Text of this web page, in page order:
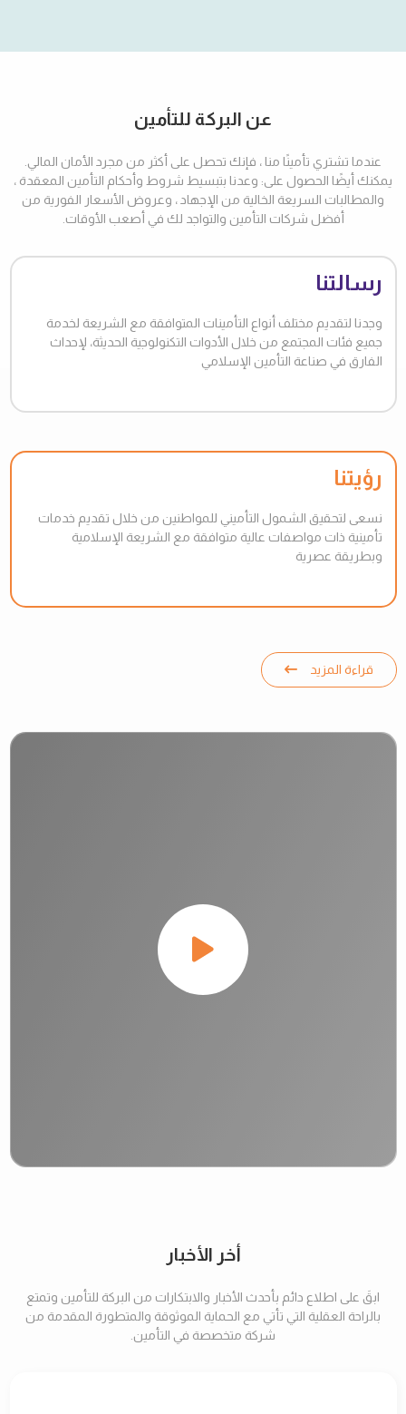
عن البركة للتأمين
عندما تشتري تأمينًا منا ، فإنك تحصل على أكثر من مجرد الأمان المالي.
يمكنك أيضًا الحصول على: وعدنا بتبسيط شروط وأحكام التأمين المعقدة ،
والمطالبات السريعة الخالية من الإجهاد ، وعروض الأسعار الفورية من
أفضل شركات التأمين والتواجد لك في أصعب الأوقات.
رسالتنا
وجدنا لتقديم مختلف أنواع التأمينات المتوافقة مع الشريعة لخدمة
جميع فئات المجتمع من خلال الأدوات التكنولوجية الحديثة، لإحداث
الفارق في صناعة التأمين الإسلامي
رؤيتنا
نسعى لتحقيق الشمول التأميني للمواطنين من خلال تقديم خدمات
تأمينية ذات مواصفات عالية متوافقة مع الشريعة الإسلامية
وبطريقة عصرية
قراءة المزيد
أخر الأخبار
ابقَ على اطلاع دائم بأحدث الأخبار والابتكارات من البركة للتأمين وتمتع
بالراحة العقلية التي تأتي مع الحماية الموثوقة والمتطورة المقدمة من
شركة متخصصة في التأمين.